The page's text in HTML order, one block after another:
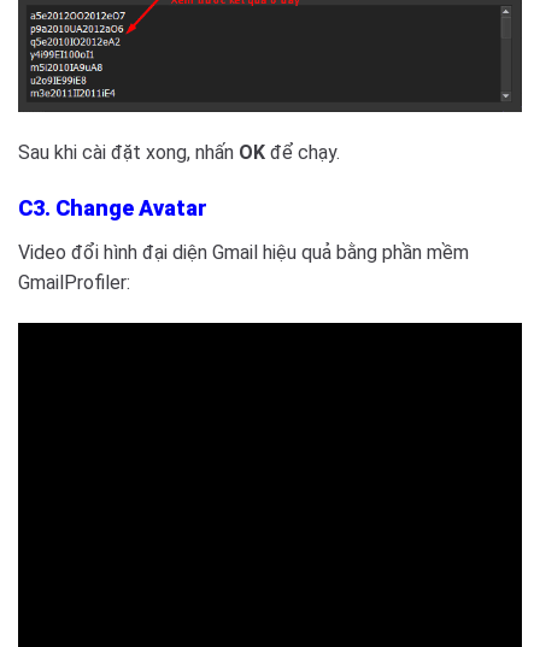
Sau khi cài đặt xong, nhấn OK để chạy.
C3. Change Avatar
Video đổi hình đại diện Gmail hiệu quả bằng phần mềm
GmailProfiler: